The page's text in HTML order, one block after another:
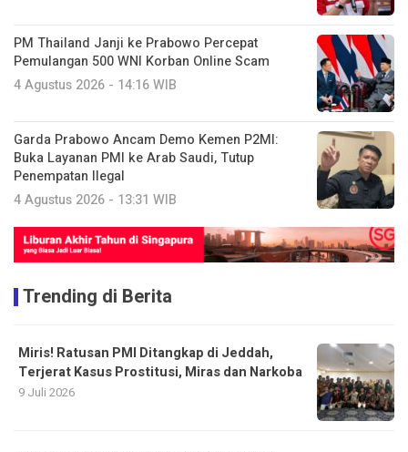
PM Thailand Janji ke Prabowo Percepat
Pemulangan 500 WNI Korban Online Scam
4 Agustus 2026 - 14:16 WIB
Garda Prabowo Ancam Demo Kemen P2MI:
Buka Layanan PMI ke Arab Saudi, Tutup
Penempatan Ilegal
4 Agustus 2026 - 13:31 WIB
Trending di Berita
Miris! Ratusan PMI Ditangkap di Jeddah,
Terjerat Kasus Prostitusi, Miras dan Narkoba
9 Juli 2026